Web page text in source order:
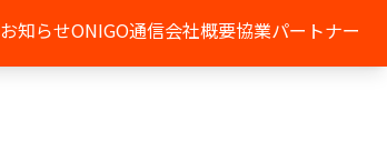
お知らせONIGO通信会社概要協業パートナー